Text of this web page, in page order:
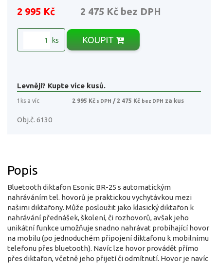
2 995 Kč 2 475 Kč bez DPH
ks KOUPIT
Levněji? Kupte více kusů.
1ks a víc 2 995 Kč s DPH / 2 475 Kč bez DPH za kus
Obj.č. 6130
Popis
Bluetooth diktafon Esonic BR-25 s automatickým
nahráváním tel. hovorů je praktickou vychytávkou mezi
našimi diktafony. Může posloužit jako klasický diktafon k
nahrávání přednášek, školení, či rozhovorů, avšak jeho
unikátní funkce umožňuje snadno nahrávat probíhající hovor
na mobilu (po jednoduchém připojení diktafonu k mobilnímu
telefonu přes bluetooth). Navíc lze hovor provádět přímo
přes diktafon, včetně jeho přijetí či odmítnutí. Hovor je navíc